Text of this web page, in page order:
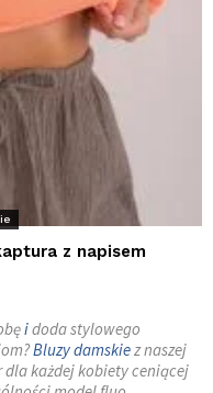
z napisem
idoda stylowego
Bluzy damskiez naszej
każdej kobiety ceniącej